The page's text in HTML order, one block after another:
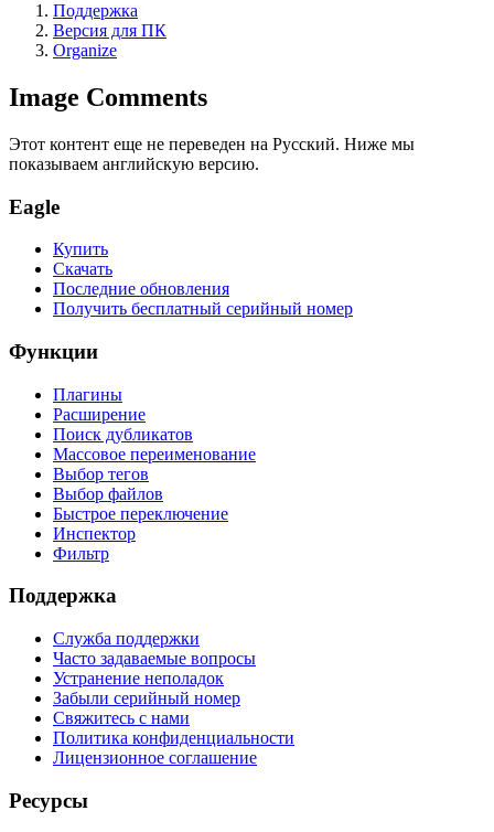
Поддержка
Версия для ПК
Organize
Image Comments
Этот контент еще не переведен на Русский. Ниже мы
показываем английскую версию.
Eagle
Купить
Скачать
Последние обновления
Получить бесплатный серийный номер
Функции
Плагины
Расширение
Поиск дубликатов
Массовое переименование
Выбор тегов
Выбор файлов
Быстрое переключение
Инспектор
Фильтр
Поддержка
Служба поддержки
Часто задаваемые вопросы
Устранение неполадок
Забыли серийный номер
Свяжитесь с нами
Политика конфиденциальности
Лицензионное соглашение
Ресурсы